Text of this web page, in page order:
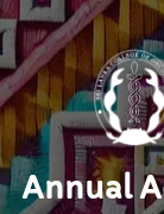
Annual